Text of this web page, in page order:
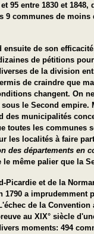
95 entre 1830 et
9 communes de
de son
de pétitions
de la division
de craindre que
changent. On
sous le Second
des municipalités
toutes les communes
les localités à faire
des départements en
même palier que la
Picardie et de la
1790 a
de la
au XIX° siècle
moments: 494